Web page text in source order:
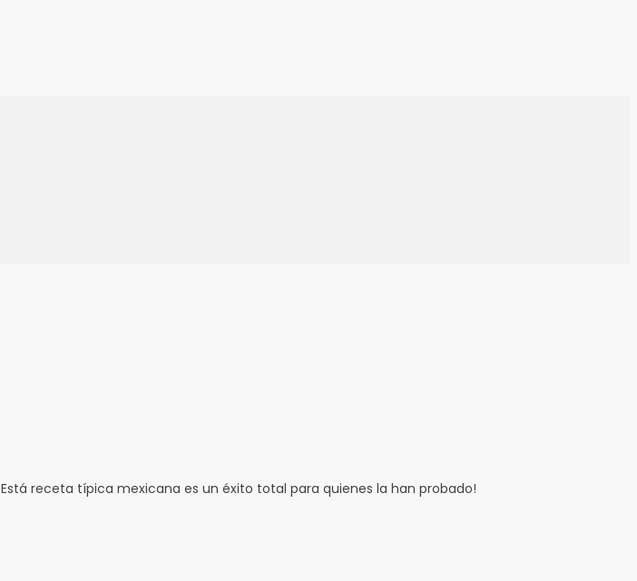
Está receta típica mexicana es un éxito total para quienes la han probado!